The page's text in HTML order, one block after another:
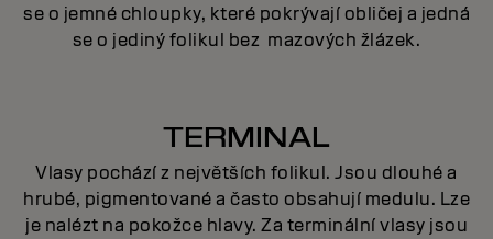
se o jemné chloupky, které pokrývají obličej a jedná
se o jediný folikul bez mazových žlázek.
TERMINAL
Vlasy pochází z největších folikul. Jsou dlouhé a
hrubé, pigmentované a často obsahují medulu. Lze
je nalézt na pokožce hlavy. Za terminální vlasy jsou